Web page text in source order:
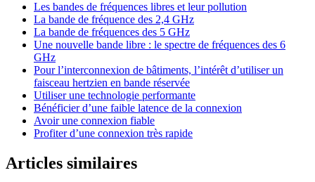
Les bandes de fréquences libres et leur pollution
La bande de fréquence des 2,4 GHz
La bande de fréquences des 5 GHz
Une nouvelle bande libre : le spectre de fréquences des 6
GHz
Pour l’interconnexion de bâtiments, l’intérêt d’utiliser un
faisceau hertzien en bande réservée
Utiliser une technologie performante
Bénéficier d’une faible latence de la connexion
Avoir une connexion fiable
Profiter d’une connexion très rapide
Articles similaires